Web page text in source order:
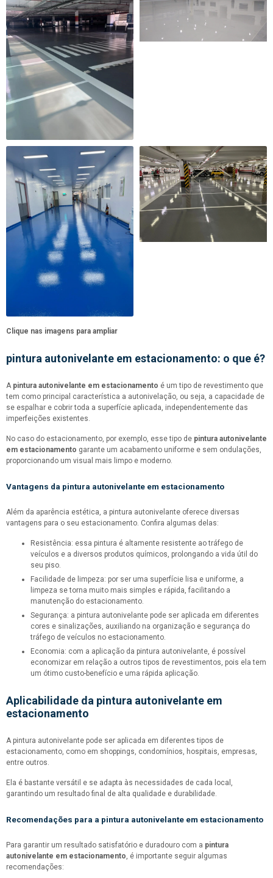
Clique nas imagens para ampliar
pintura autonivelante em estacionamento: o que é?
A pintura autonivelante em estacionamento é um tipo de revestimento que
tem como principal característica a autonivelação, ou seja, a capacidade de
se espalhar e cobrir toda a superfície aplicada, independentemente das
imperfeições existentes.
No caso do estacionamento, por exemplo, esse tipo de pintura autonivelante
em estacionamento garante um acabamento uniforme e sem ondulações,
proporcionando um visual mais limpo e moderno.
Vantagens da pintura autonivelante em estacionamento
Além da aparência estética, a pintura autonivelante oferece diversas
vantagens para o seu estacionamento. Confira algumas delas:
Resistência: essa pintura é altamente resistente ao tráfego de
veículos e a diversos produtos químicos, prolongando a vida útil do
seu piso.
Facilidade de limpeza: por ser uma superfície lisa e uniforme, a
limpeza se torna muito mais simples e rápida, facilitando a
manutenção do estacionamento.
Segurança: a pintura autonivelante pode ser aplicada em diferentes
cores e sinalizações, auxiliando na organização e segurança do
tráfego de veículos no estacionamento.
Economia: com a aplicação da pintura autonivelante, é possível
economizar em relação a outros tipos de revestimentos, pois ela tem
um ótimo custo-benefício e uma rápida aplicação.
Aplicabilidade da pintura autonivelante em
estacionamento
A pintura autonivelante pode ser aplicada em diferentes tipos de
estacionamento, como em shoppings, condomínios, hospitais, empresas,
entre outros.
Ela é bastante versátil e se adapta às necessidades de cada local,
garantindo um resultado final de alta qualidade e durabilidade.
Recomendações para a pintura autonivelante em estacionamento
Para garantir um resultado satisfatório e duradouro com a pintura
autonivelante em estacionamento, é importante seguir algumas
recomendações: